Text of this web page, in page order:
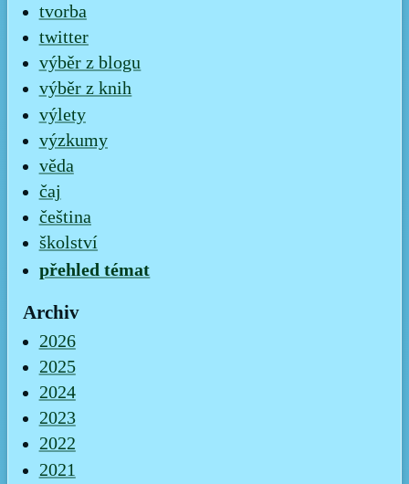
tvorba
twitter
výběr z blogu
výběr z knih
výlety
výzkumy
věda
čaj
čeština
školství
přehled témat
Archiv
2026
2025
2024
2023
2022
2021